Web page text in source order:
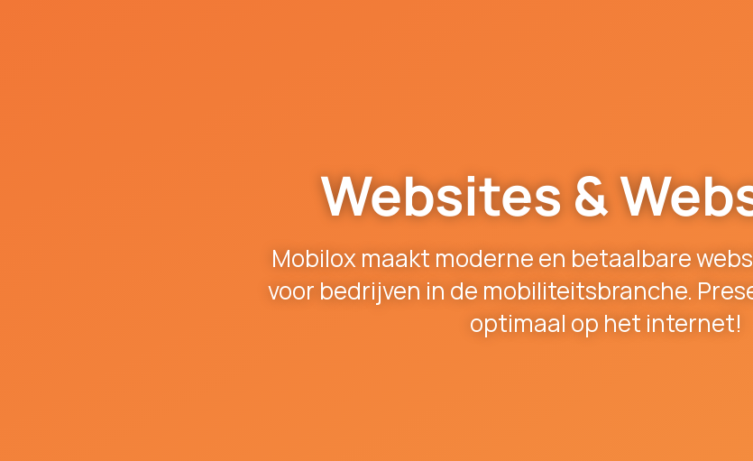
Websites &
Mobilox maakt moderne en betaalbare
voor bedrijven in de mobiliteitsbranche.
optimaal op het internet!